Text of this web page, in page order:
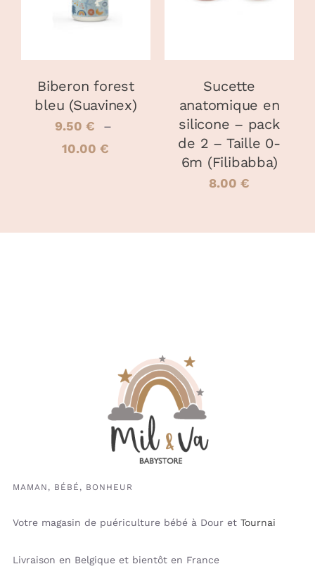
A
PLUSIEURS
PEUVENT
ÊTRE
CHOISIES
SUR
PAGE
Biberon forest
bleu (Suavinex)
9.50€
–
10.00€
PEUVENT
ÊTRE
CHOISIES
SUR
LA
PAGE
DU
PRODUIT
Sucette
anatomique en
silicone – pack
de 2 – Taille 0-
6m (Filibabba)
8.00 €
MAMAN, BÉBÉ, BONHEUR
Votre magasin de puériculture bébé à Dour et Tournai
Livraison en Belgique et bientôt en France